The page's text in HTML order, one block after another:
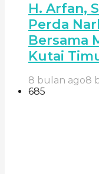
H. Arfan,
Perda
Bersama
Kutai
8 bulan ago8
685